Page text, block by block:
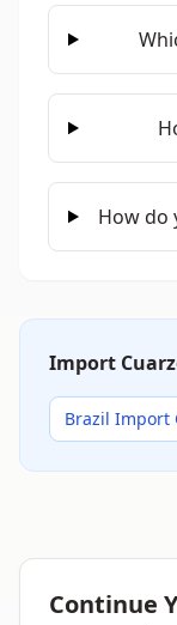
How do
Import
Brazil Import
Continue